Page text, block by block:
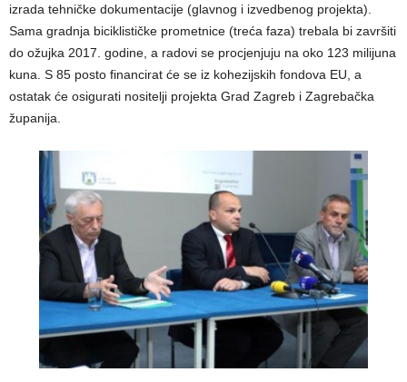
izrada tehničke dokumentacije (glavnog i izvedbenog projekta).
Sama gradnja biciklističke prometnice (treća faza) trebala bi završiti
do ožujka 2017. godine, a radovi se procjenjuju na oko 123 milijuna
kuna. S 85 posto financirat će se iz kohezijskih fondova EU, a
ostatak će osigurati nositelji projekta Grad Zagreb i Zagrebačka
županija.